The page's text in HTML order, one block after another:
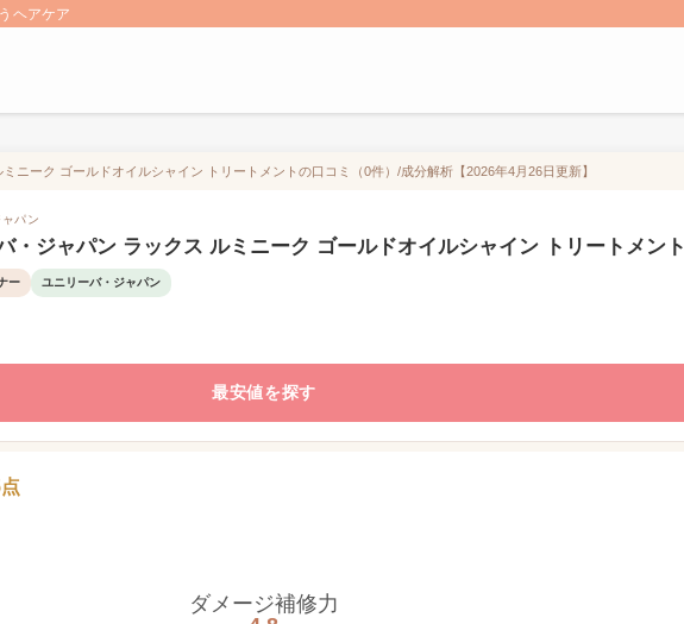
ヘアケア
ニーク ゴールドオイルシャイン トリートメントの口コミ（0件）/成分解析【2026年4月26日更新】
パン
・ジャパン ラックス ルミニーク ゴールドオイルシャイン トリートメント
ー ユニリーバ・ジャパン
最安値を探す
ダメージ補修力